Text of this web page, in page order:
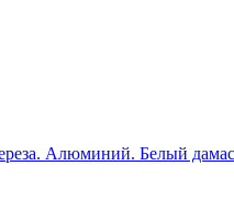
Алюминий. Белый